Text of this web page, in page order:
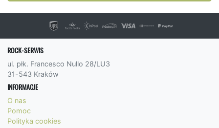
ROCK-SERWIS
ul. płk. Francesco Nullo 28/LU3
31-543 Kraków
INFORMACJE
O nas
Pomoc
Polityka cookies